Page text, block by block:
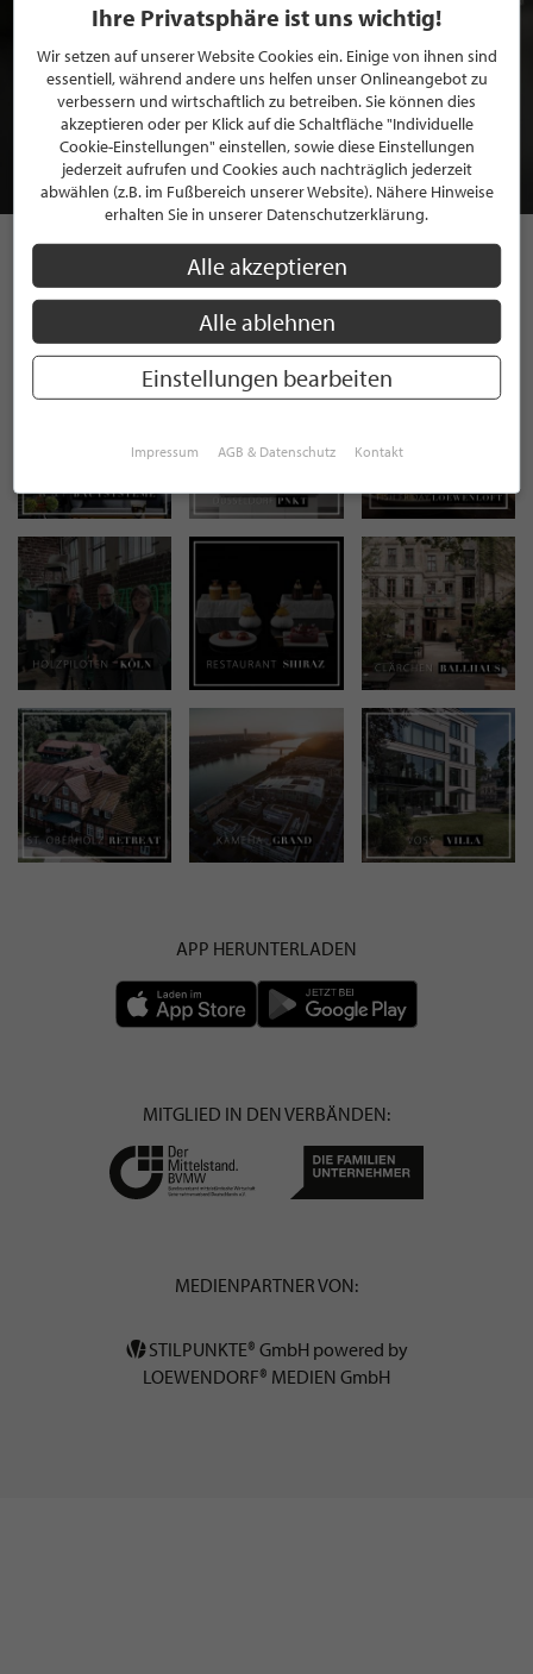
BEWERBEN SIE SICH FÜR EINE GRATIS
MITGLIEDSCHAFT BEI STILPUNKTE®
JETZT GRATIS BEWERBEN
STILPUNKTE AUF
INSTAGRAM
APP HERUNTERLADEN
MITGLIED IN DEN VERBÄNDEN:
MEDIENPARTNER VON:
STILPUNKTE® GmbH powered by
LOEWENDORF® MEDIEN GmbH
Ihre Privatsphäre ist uns wichtig!
Wir setzen auf unserer Website Cookies ein. Einige von ihnen sind
essentiell, während andere uns helfen unser Onlineangebot zu
verbessern und wirtschaftlich zu betreiben. Sie können dies
akzeptieren oder per Klick auf die Schaltfläche "Individuelle
Cookie-Einstellungen" einstellen, sowie diese Einstellungen
jederzeit aufrufen und Cookies auch nachträglich jederzeit
abwählen (z.B. im Fußbereich unserer Website). Nähere Hinweise
erhalten Sie in unserer Datenschutzerklärung.
Alle akzeptieren
Alle ablehnen
Einstellungen bearbeiten
Impressum AGB & Datenschutz Kontakt